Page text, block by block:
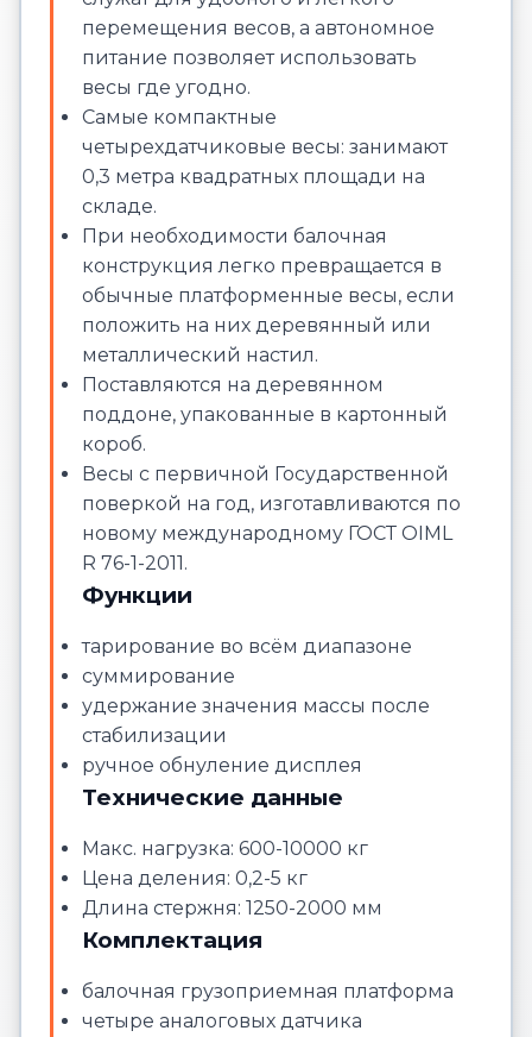
перемещения весов, а автономное
питание позволяет использовать
весы где угодно.
Самые компактные
четырехдатчиковые весы: занимают
0,3 метра квадратных площади на
складе.
При необходимости балочная
конструкция легко превращается в
обычные платформенные весы, если
положить на них деревянный или
металлический настил.
Поставляются на деревянном
поддоне, упакованные в картонный
короб.
Весы с первичной Государственной
поверкой на год, изготавливаются по
новому международному ГОСТ OIML
R 76-1-2011.
Функции
тарирование во всём диапазоне
суммирование
удержание значения массы после
стабилизации
ручное обнуление дисплея
Технические данные
Макс. нагрузка: 600-10000 кг
Цена деления: 0,2-5 кг
Длина стержня: 1250-2000 мм
Комплектация
балочная грузоприемная платформа
четыре аналоговых датчика